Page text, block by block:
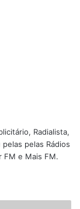
Radialista,
pelas Rádios
FM e Mais FM.